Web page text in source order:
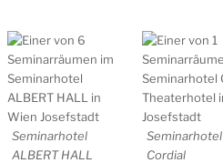
Seminarhotel
ALBERT HALL
Seminarhotel
Cordial